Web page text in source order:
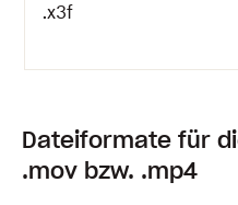
.x3f
Dateiformate für
.mov bzw. .mp4